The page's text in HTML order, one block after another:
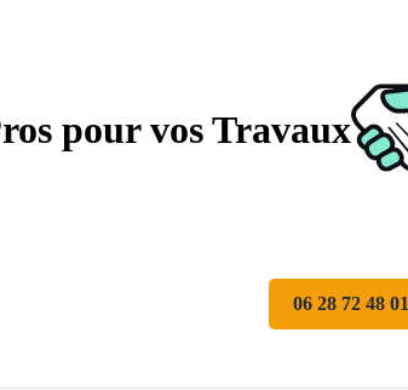
pour vos Travaux
06 28 72 48 01